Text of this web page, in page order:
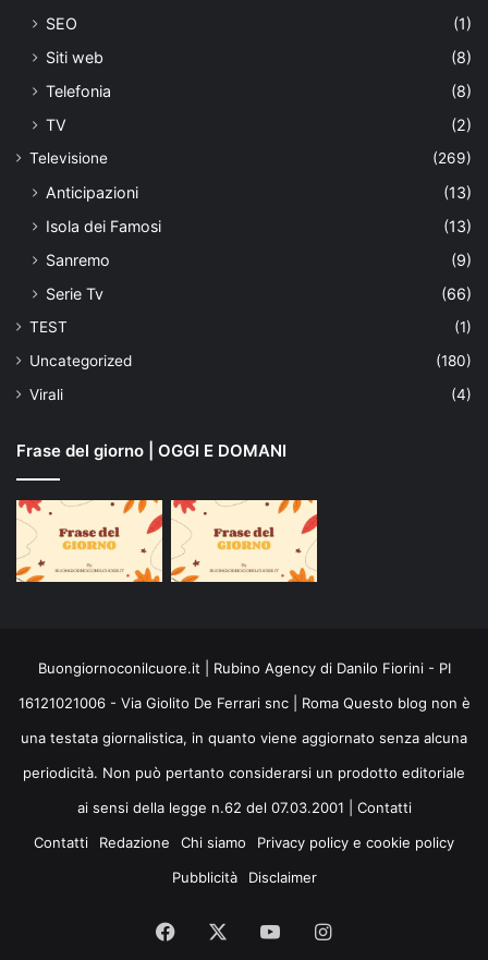
SEO
(1)
Siti web
(8)
Telefonia
(8)
TV
(2)
Televisione (269)
Anticipazioni
(13)
Isola dei Famosi
(13)
Sanremo
(9)
Serie Tv
(66)
TEST
(1)
Uncategorized
(180)
Virali
(4)
Frase del giorno | OGGI E DOMANI
Buongiornoconilcuore.it | Rubino Agency di Danilo Fiorini - PI
16121021006 - Via Giolito De Ferrari snc | Roma Questo blog non è
una testata giornalistica, in quanto viene aggiornato senza alcuna
periodicità. Non può pertanto considerarsi un prodotto editoriale
ai sensi della legge n.62 del 07.03.2001 | Contatti
Contatti
Redazione Chi siamo
Privacy policy e cookie policy
Pubblicità
Disclaimer